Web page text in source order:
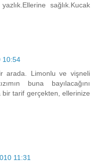
sağlık.Kucak
10:54
arada. Limonlu ve vişneli
buna bayılacağını
tarif gerçekten, ellerinize
11:31